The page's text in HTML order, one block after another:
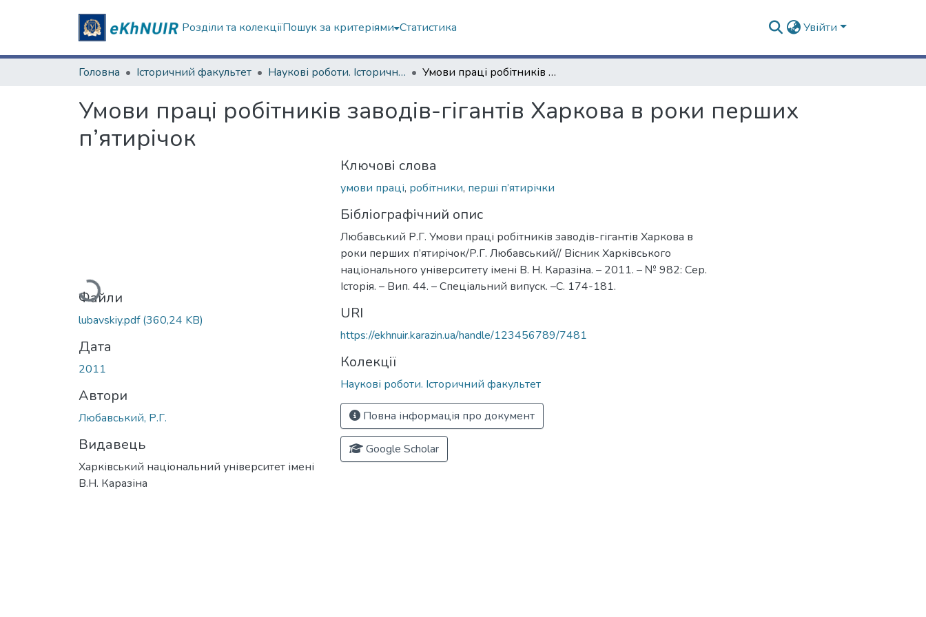
Розділи та колекціїПошук за критеріями Статистика Увійти
Головна Історичний факультет Наукові роботи. Історичний факультет Умови праці робітників заводів-гігантів Харкова в роки перших п’ятирічок
Умови праці робітників заводів-гігантів Харкова в роки перших
п’ятирічок
Вантажиться...
Файли
lubavskiy.pdf(360,24 KB)
Дата
2011
Автори
Любавський, Р.Г.
Видавець
Харківський національний університет імені
В.Н. Каразіна
Ключові слова
умови праці, робітники, перші п’ятирічки
Бібліографічний опис
Любавський Р.Г. Умови праці робітників заводів-гігантів Харкова в
роки перших п’ятирічок/Р.Г. Любавський// Вісник Харківського
національного університету імені В. Н. Каразіна. – 2011. – № 982: Сер.
Історія. – Вип. 44. – Спеціальний випуск. –С. 174-181.
URI
https://ekhnuir.karazin.ua/handle/123456789/7481
Колекції
Наукові роботи. Історичний факультет
Повна інформація про документ
Google Scholar